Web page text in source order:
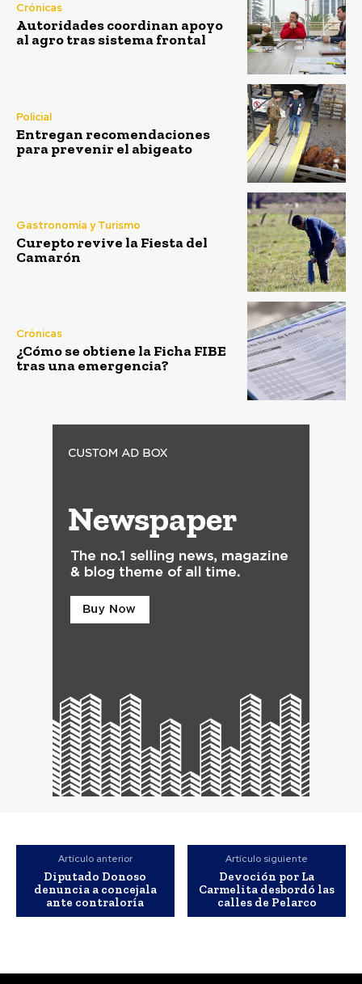
Crónicas
Autoridades coordinan apoyo
al agro tras sistema frontal
Policial
Entregan recomendaciones
para prevenir el abigeato
Gastronomía y Turismo
Curepto revive la Fiesta del
Camarón
Crónicas
¿Cómo se obtiene la Ficha FIBE
tras una emergencia?
Artículo anterior
Diputado Donoso
denuncia a concejala
ante contraloría
Artículo siguiente
Devoción por La
Carmelita desbordó las
calles de Pelarco